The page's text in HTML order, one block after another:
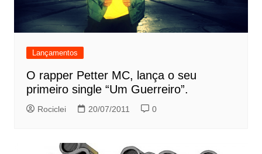
Lançamentos
O rapper Petter MC, lança o seu
primeiro single “Um Guerreiro”.
Rociclei 20/07/2011 0